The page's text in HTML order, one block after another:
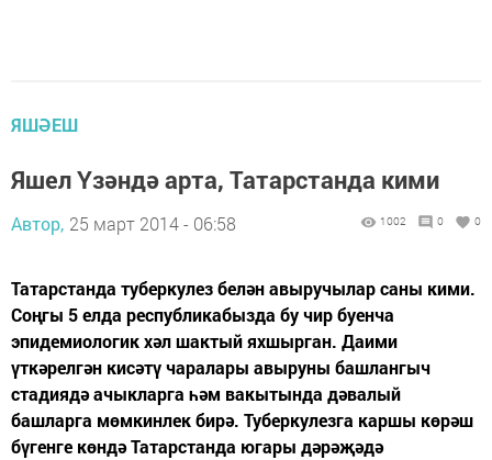
ЯШӘЕШ
Яшел Үзәндә арта, Татарстанда кими
Автор, 25 март 2014 - 06:58 1002 0 0
Татарстанда туберкулез белән авыручылар саны кими.
Соңгы 5 елда республикабызда бу чир буенча
эпидемиологик хәл шактый яхшырган. Даими
үткәрелгән кисәтү чаралары авыруны башлангыч
стадиядә ачыкларга һәм вакытында дәвалый
башларга мөмкинлек бирә. Туберкулезга каршы көрәш
бүгенге көндә Татарстанда югары дәрәҗәдә